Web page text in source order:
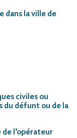
dans la ville de
civiles ou
du défunt ou de la
de l’opérateur